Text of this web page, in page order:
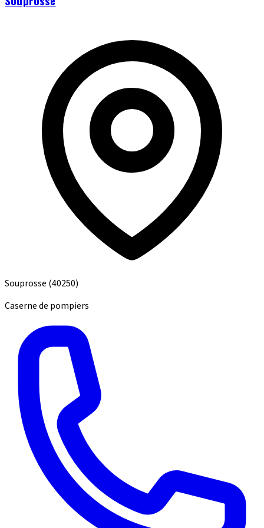
Souprosse (40250)
Caserne de pompiers